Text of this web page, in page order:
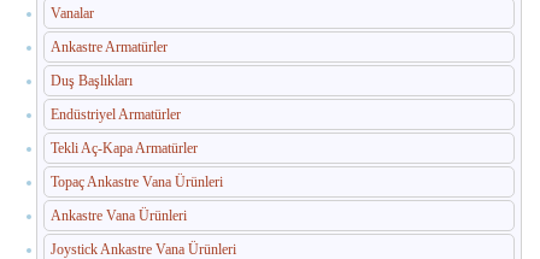
Sabunluklar
Otel Ekipmanları
Umumi Wc ve Banyo Ekipmanları
Havuz Duş Kulesi & Sahil Duş Kulesi
Açık Alan Su Çeşmesi(Sebil)
Vanalar
Ankastre Armatürler
Duş Başlıkları
Endüstriyel Armatürler
Tekli Aç-Kapa Armatürler
Topaç Ankastre Vana Ürünleri
Ankastre Vana Ürünleri
Joystick Ankastre Vana Ürünleri